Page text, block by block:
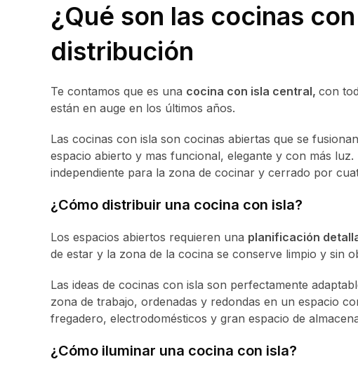
¿Qué son las cocinas
distribución
Te contamos que es una cocina con isla central, con
están en auge en los últimos años.
Las cocinas con isla son cocinas abiertas que se
espacio abierto y mas funcional, elegante y con más
independiente para la zona de cocinar y cerrado por
¿Cómo distribuir una cocina con isla?
Los espacios abiertos requieren una planificación
de estar y la zona de la cocina se conserve limpio y sin
Las ideas de cocinas con isla son perfectamente
zona de trabajo, ordenadas y redondas en un espacio
fregadero, electrodomésticos y gran espacio de
¿Cómo iluminar una cocina con isla?